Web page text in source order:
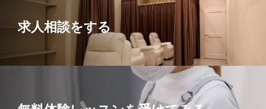
☆ライフスタイルや価値観に合わせて、正社員または
業務委託として働くことが選べます！
募集要項サマリーはこちら！
求人相談をする